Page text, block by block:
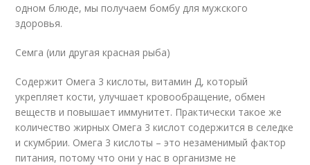
одном блюде, мы получаем бомбу для мужского
здоровья.
Семга (или другая красная рыба)
Содержит Омега 3 кислоты, витамин Д, который
укрепляет кости, улучшает кровообращение, обмен
веществ и повышает иммунитет. Практически такое же
количество жирных Омега 3 кислот содержится в селедке
и скумбрии. Омега 3 кислоты – это незаменимый фактор
питания, потому что они у нас в организме не